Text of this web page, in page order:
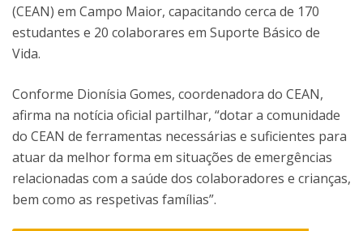
(CEAN) em Campo Maior, capacitando cerca de 170
estudantes e 20 colaborares em Suporte Básico de
Vida.
Conforme Dionísia Gomes, coordenadora do CEAN,
afirma na notícia oficial partilhar, “dotar a comunidade
do CEAN de ferramentas necessárias e suficientes para
atuar da melhor forma em situações de emergências
relacionadas com a saúde dos colaboradores e crianças,
bem como as respetivas famílias”.